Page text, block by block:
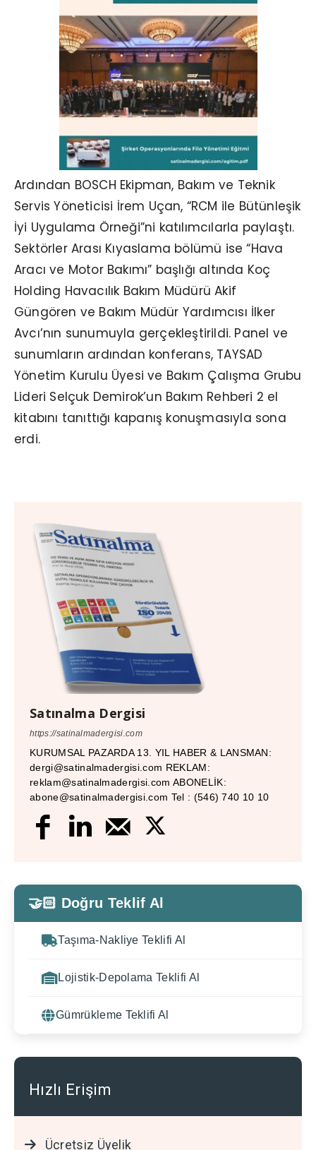
Ardından BOSCH Ekipman, Bakım ve Teknik
Servis Yöneticisi İrem Uçan, “RCM ile Bütünleşik
İyi Uygulama Örneği”ni katılımcılarla paylaştı.
Sektörler Arası Kıyaslama bölümü ise “Hava
Aracı ve Motor Bakımı” başlığı altında Koç
Holding Havacılık Bakım Müdürü Akif
Güngören ve Bakım Müdür Yardımcısı İlker
Avcı’nın sunumuyla gerçekleştirildi. Panel ve
sunumların ardından konferans, TAYSAD
Yönetim Kurulu Üyesi ve Bakım Çalışma Grubu
Lideri Selçuk Demirok’un Bakım Rehberi 2 el
kitabını tanıttığı kapanış konuşmasıyla sona
erdi.
Satınalma Dergisi
https://satinalmadergisi.com
KURUMSAL PAZARDA 13. YIL HABER & LANSMAN:
dergi@satinalmadergisi.com REKLAM:
reklam@satinalmadergisi.com ABONELİK:
abone@satinalmadergisi.com Tel : (546) 740 10 10
🤝🏻 Doğru Teklif Al
Taşıma-Nakliye Teklifi Al
Lojistik-Depolama Teklifi Al
Gümrükleme Teklifi Al
Hızlı Erişim
Ücretsiz Üyelik